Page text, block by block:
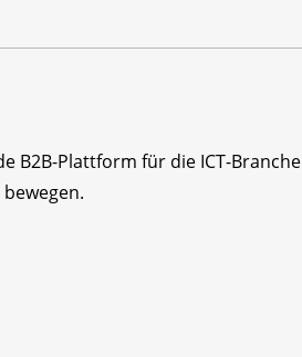
B2B-Plattform für die ICT-Branche